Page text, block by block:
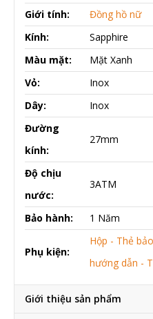
Giới tính:
Đồng hồ nữ
Kính:
Sapphire
Màu mặt:
Mặt Xanh
Vỏ:
Inox
Dây:
Inox
Đường
kính:
27mm
Độ chịu
nước:
3ATM
Bảo hành: 1 Năm
Phụ kiện:
Hộp - Thẻ
hướng dẫn -
Giới thiệu sản phẩm